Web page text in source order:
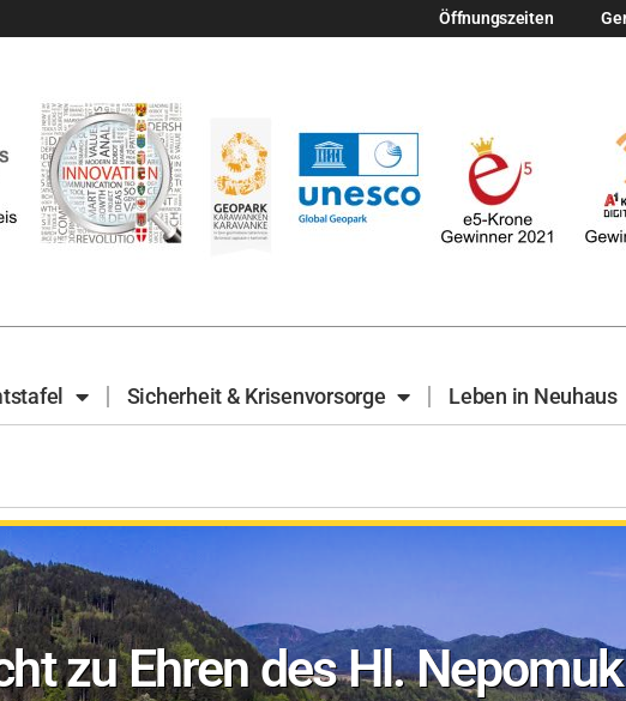
Öffnungszeiten
Sicherheit & Krisenvorsorge Leben in Neuhaus
zu Ehren des Hl. Nepomuk